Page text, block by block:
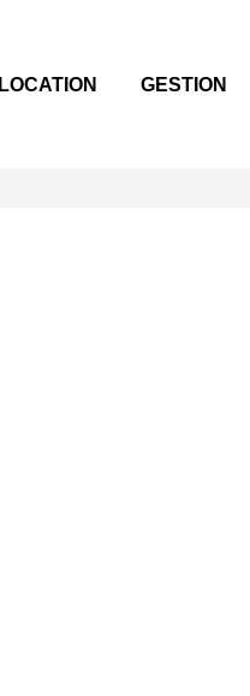
LOCATION GESTION